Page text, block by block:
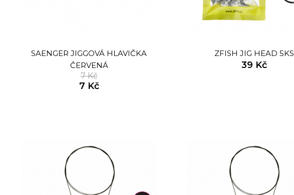
SAENGER JIGGOVÁ HLAVIČKA
ČERVENÁ
7 Kč
7 Kč
ZFISH JIG HEAD 5KS
39 Kč